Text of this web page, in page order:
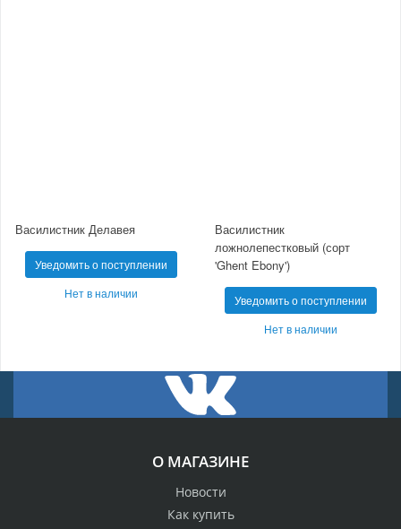
Василистник Делавея
Уведомить о поступлении
Нет в наличии
Василистник
ложнолепестковый (сорт
'Ghent Ebony')
Уведомить о поступлении
Нет в наличии
О МАГАЗИНЕ
Новости
Как купить